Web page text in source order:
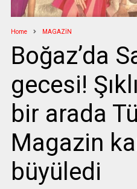
Home MAGAZİN
Boğaz’da
gecesi!
bir arada
Magazin
büyüledi